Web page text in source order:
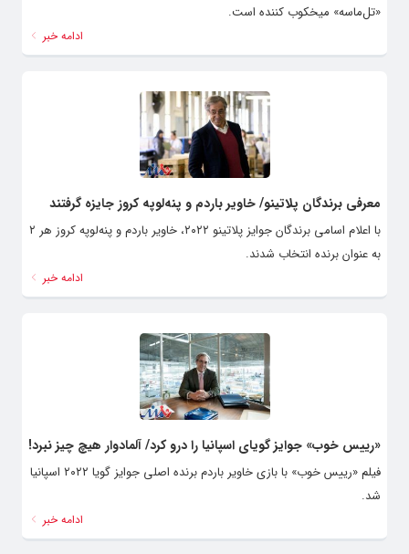
«تل‌ماسه» میخکوب کننده است.
ادامه خبر
معرفی برندگان پلاتینو/ خاویر باردم و پنه‌لوپه کروز جایزه گرفتند
با اعلام اسامی برندگان جوایز پلاتینو ۲۰۲۲، خاویر باردم و پنه‌لوپه کروز هر ۲
به عنوان برنده انتخاب شدند.
ادامه خبر
«رییس خوب» جوایز گویای اسپانیا را درو کرد/ آلمادوار هیچ چیز نبرد!
فیلم «رییس خوب» با بازی خاویر باردم برنده اصلی جوایز گویا ۲۰۲۲ اسپانیا
شد.
ادامه خبر